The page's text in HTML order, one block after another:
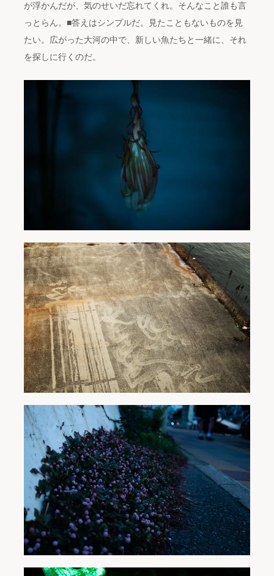
が浮かんだが、気のせいだ忘れてくれ。そんなこと誰も言
っとらん。■答えはシンプルだ。見たこともないものを見
たい。広がった大河の中で、新しい魚たちと一緒に、それ
を探しに行くのだ。